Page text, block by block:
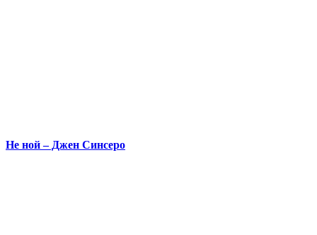
Не ной – Джен Синсеро